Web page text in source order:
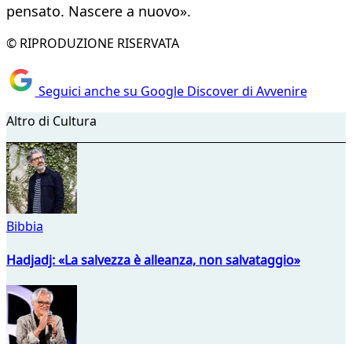
pensato. Nascere a nuovo».
© RIPRODUZIONE RISERVATA
Seguici anche su Google Discover di Avvenire
Altro di Cultura
Bibbia
Hadjadj: «La salvezza è alleanza, non salvataggio»